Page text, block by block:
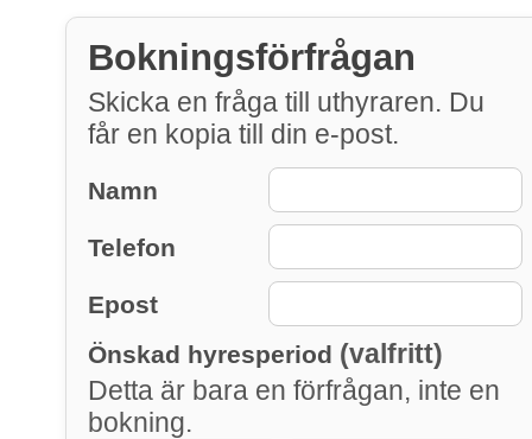
Bokningsförfrågan
Skicka en fråga till uthyraren. Du
får en kopia till din e-post.
Namn
Telefon
Epost
Önskad hyresperiod (valfritt)
Detta är bara en förfrågan, inte en
bokning.